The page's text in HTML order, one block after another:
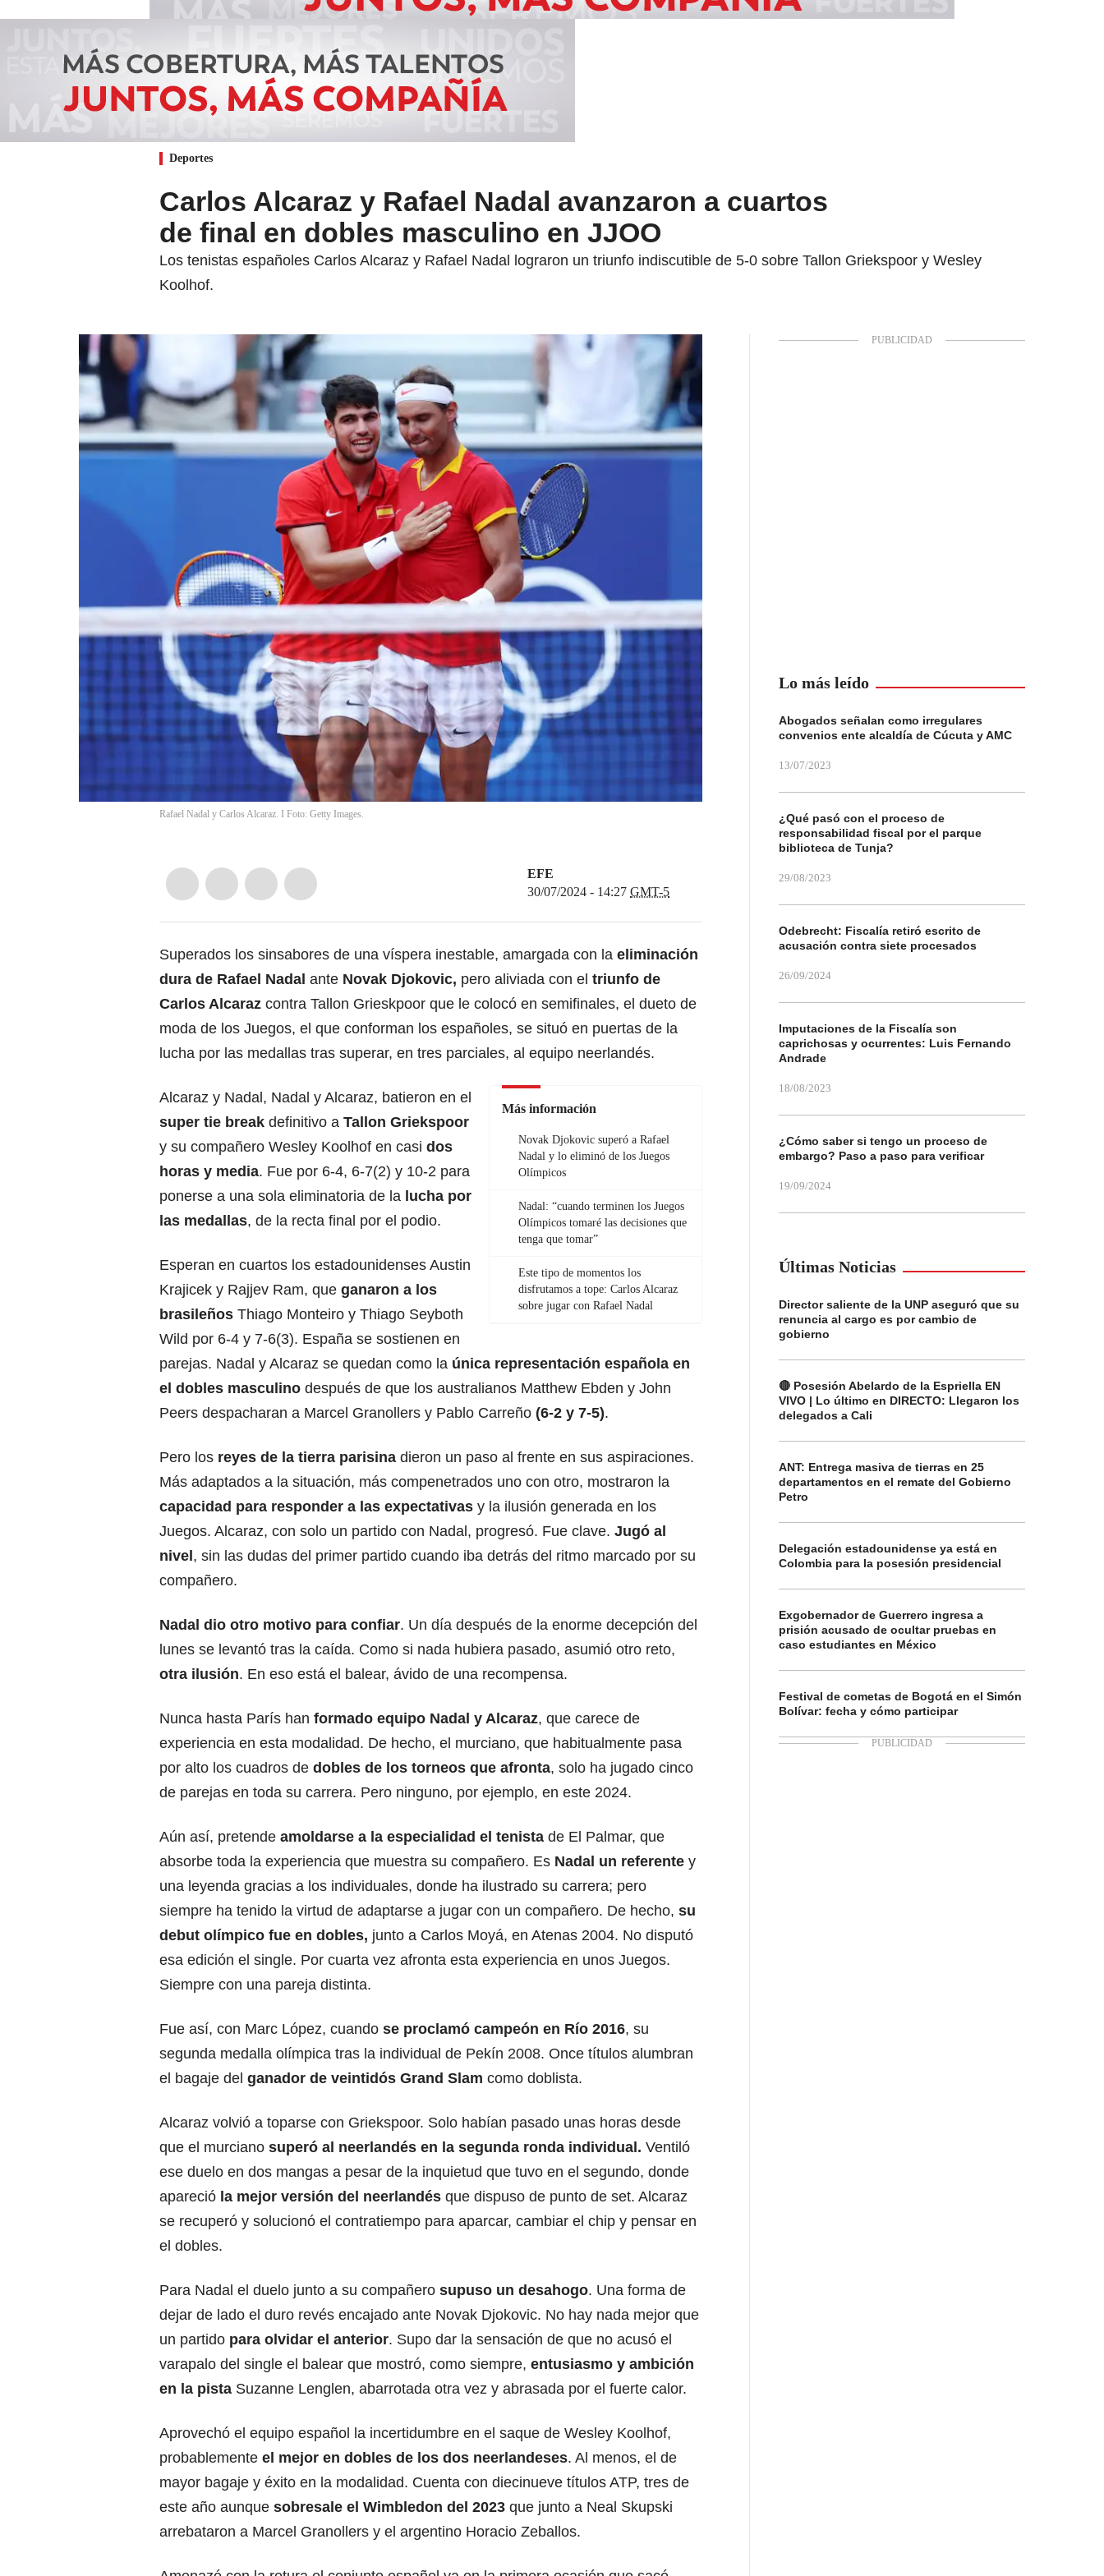
Deportes
Carlos Alcaraz y Rafael Nadal avanzaron a cuartos
de final en dobles masculino en JJOO
Los tenistas españoles Carlos Alcaraz y Rafael Nadal lograron un triunfo indiscutible de 5-0 sobre Tallon Griekspoor y Wesley
Koolhof.
Rafael Nadal y Carlos Alcaraz. I Foto: Getty Images.
EFE
30/07/2024 - 14:27 GMT-5
Superados los sinsabores de una víspera inestable, amargada con la eliminación
dura de Rafael Nadal ante Novak Djokovic, pero aliviada con el triunfo de
Carlos Alcaraz contra Tallon Grieskpoor que le colocó en semifinales, el dueto de
moda de los Juegos, el que conforman los españoles, se situó en puertas de la
lucha por las medallas tras superar, en tres parciales, al equipo neerlandés.
Más información
Novak Djokovic superó a Rafael
Nadal y lo eliminó de los Juegos
Olímpicos
Nadal: “cuando terminen los Juegos
Olímpicos tomaré las decisiones que
tenga que tomar”
Este tipo de momentos los
disfrutamos a tope: Carlos Alcaraz
sobre jugar con Rafael Nadal
Alcaraz y Nadal, Nadal y Alcaraz, batieron en el
super tie break definitivo a Tallon Griekspoor
y su compañero Wesley Koolhof en casi dos
horas y media. Fue por 6-4, 6-7(2) y 10-2 para
ponerse a una sola eliminatoria de la lucha por
las medallas, de la recta final por el podio.
Esperan en cuartos los estadounidenses Austin
Krajicek y Rajjev Ram, que ganaron a los
brasileños Thiago Monteiro y Thiago Seyboth
Wild por 6-4 y 7-6(3). España se sostienen en
parejas. Nadal y Alcaraz se quedan como la única representación española en
el dobles masculino después de que los australianos Matthew Ebden y John
Peers despacharan a Marcel Granollers y Pablo Carreño (6-2 y 7-5).
Pero los reyes de la tierra parisina dieron un paso al frente en sus aspiraciones.
Más adaptados a la situación, más compenetrados uno con otro, mostraron la
capacidad para responder a las expectativas y la ilusión generada en los
Juegos. Alcaraz, con solo un partido con Nadal, progresó. Fue clave. Jugó al
nivel , sin las dudas del primer partido cuando iba detrás del ritmo marcado por su
compañero.
Nadal dio otro motivo para confiar. Un día después de la enorme decepción del
lunes se levantó tras la caída. Como si nada hubiera pasado, asumió otro reto,
otra ilusión. En eso está el balear, ávido de una recompensa.
Nunca hasta París han formado equipo Nadal y Alcaraz, que carece de
experiencia en esta modalidad. De hecho, el murciano, que habitualmente pasa
por alto los cuadros de dobles de los torneos que afronta, solo ha jugado cinco
de parejas en toda su carrera. Pero ninguno, por ejemplo, en este 2024.
Aún así, pretende amoldarse a la especialidad el tenista de El Palmar, que
absorbe toda la experiencia que muestra su compañero. Es Nadal un referente y
una leyenda gracias a los individuales, donde ha ilustrado su carrera; pero
siempre ha tenido la virtud de adaptarse a jugar con un compañero. De hecho, su
debut olímpico fue en dobles, junto a Carlos Moyá, en Atenas 2004. No disputó
esa edición el single. Por cuarta vez afronta esta experiencia en unos Juegos.
Siempre con una pareja distinta.
Fue así, con Marc López, cuando se proclamó campeón en Río 2016, su
segunda medalla olímpica tras la individual de Pekín 2008. Once títulos alumbran
el bagaje del ganador de veintidós Grand Slam como doblista.
Alcaraz volvió a toparse con Griekspoor. Solo habían pasado unas horas desde
que el murciano superó al neerlandés en la segunda ronda individual. Ventiló
ese duelo en dos mangas a pesar de la inquietud que tuvo en el segundo, donde
apareció la mejor versión del neerlandés que dispuso de punto de set. Alcaraz
se recuperó y solucionó el contratiempo para aparcar, cambiar el chip y pensar en
el dobles.
Para Nadal el duelo junto a su compañero supuso un desahogo. Una forma de
dejar de lado el duro revés encajado ante Novak Djokovic. No hay nada mejor que
un partido para olvidar el anterior. Supo dar la sensación de que no acusó el
varapalo del single el balear que mostró, como siempre, entusiasmo y ambición
en la pista Suzanne Lenglen, abarrotada otra vez y abrasada por el fuerte calor.
Aprovechó el equipo español la incertidumbre en el saque de Wesley Koolhof,
probablemente el mejor en dobles de los dos neerlandeses. Al menos, el de
mayor bagaje y éxito en la modalidad. Cuenta con diecinueve títulos ATP, tres de
este año aunque sobresale el Wimbledon del 2023 que junto a Neal Skupski
arrebataron a Marcel Granollers y el argentino Horacio Zeballos.
Lo más leído
Abogados señalan como irregulares
convenios ente alcaldía de Cúcuta y AMC
13/07/2023
¿Qué pasó con el proceso de
responsabilidad fiscal por el parque
biblioteca de Tunja?
29/08/2023
Odebrecht: Fiscalía retiró escrito de
acusación contra siete procesados
26/09/2024
Imputaciones de la Fiscalía son
caprichosas y ocurrentes: Luis Fernando
Andrade
18/08/2023
¿Cómo saber si tengo un proceso de
embargo? Paso a paso para verificar
19/09/2024
Últimas Noticias
Director saliente de la UNP aseguró que su
renuncia al cargo es por cambio de
gobierno
🔴 Posesión Abelardo de la Espriella EN
VIVO | Lo último en DIRECTO: Llegaron los
delegados a Cali
ANT: Entrega masiva de tierras en 25
departamentos en el remate del Gobierno
Petro
Delegación estadounidense ya está en
Colombia para la posesión presidencial
Exgobernador de Guerrero ingresa a
prisión acusado de ocultar pruebas en
caso estudiantes en México
Festival de cometas de Bogotá en el Simón
Bolívar: fecha y cómo participar